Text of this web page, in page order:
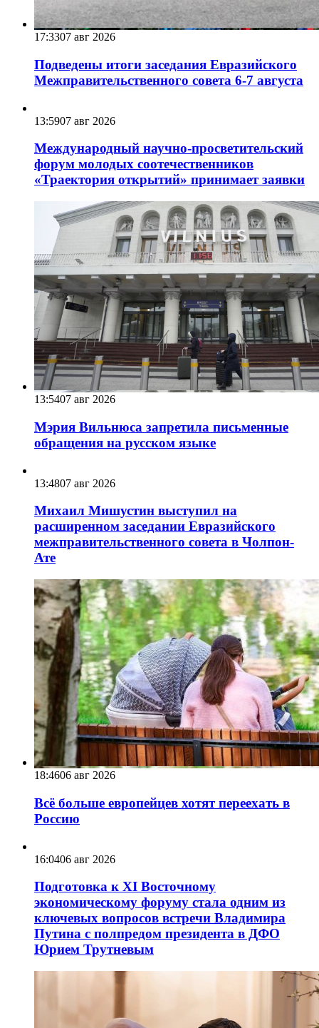
17:3307 авг 2026
Подведены итоги заседания Евразийского
Межправительственного совета 6-7 августа
13:5907 авг 2026
Международный научно-просветительский
форум молодых соотечественников
«Траектория открытий» принимает заявки
13:5407 авг 2026
Мэрия Вильнюса запретила письменные
обращения на русском языке
13:4807 авг 2026
Михаил Мишустин выступил на
расширенном заседании Евразийского
межправительственного совета в Чолпон-
Ате
18:4606 авг 2026
Всё больше европейцев хотят переехать в
Россию
16:0406 авг 2026
Подготовка к XI Восточному
экономическому форуму стала одним из
ключевых вопросов встречи Владимира
Путина с полпредом президента в ДФО
Юрием Трутневым